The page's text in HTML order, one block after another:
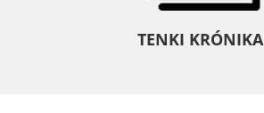
TENKI KRÓNIKA